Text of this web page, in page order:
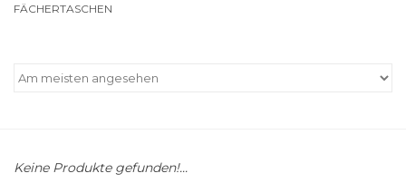
FÄCHERTASCHEN
Keine Produkte gefunden!...